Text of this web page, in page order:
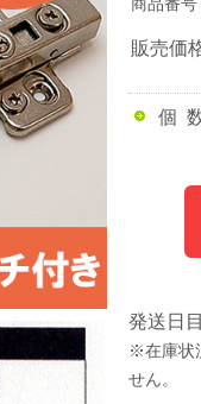
販売価
個
発送日
※在庫状
せん。